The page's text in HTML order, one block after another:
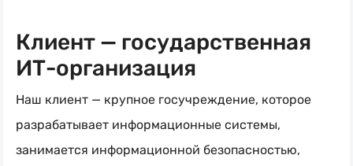
Клиент — государственная
ИТ-организация
Наш клиент — крупное госучреждение, которое
разрабатывает информационные системы,
занимается информационной безопасностью,